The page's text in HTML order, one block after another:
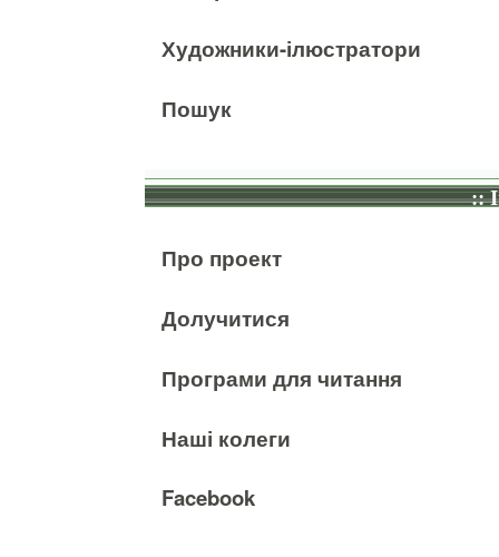
Художники-ілюстратори
Пошук
::
Про проект
Долучитися
Програми для читання
Наші колеги
Facebook